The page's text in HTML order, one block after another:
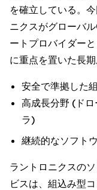
を確立している。
ニクスがグローバ
ートプロバイダー
に重点を置いた長
安全で準拠した
高成長分野 (ド
ラ)
継続的なソフト
ラントロニクスの
ビスは、組込み型